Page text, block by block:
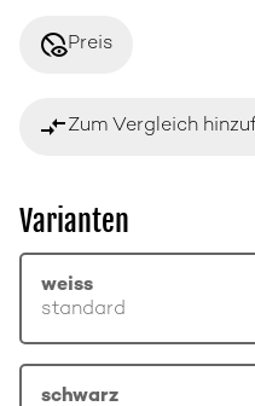
disabled_visiblePreis
compare_arrowsZum Vergleich
Varianten
weiss
standard
schwarz